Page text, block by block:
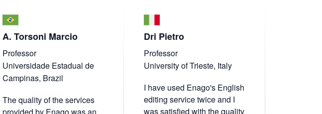
A. Torsoni Marcio
Professor
Universidade Estadual de
Campinas, Brazil
The quality of the services
provided by Enago was an
Dri Pietro
Professor
University of Trieste, Italy
I have used Enago's English
editing service twice and I
was satisfied with the quality